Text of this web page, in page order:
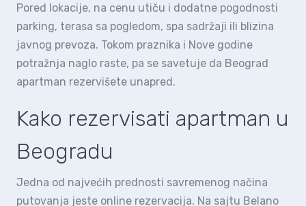
Pored lokacije, na cenu utiču i dodatne pogodnosti
parking, terasa sa pogledom, spa sadržaji ili blizina
javnog prevoza. Tokom praznika i Nove godine
potražnja naglo raste, pa se savetuje da Beograd
apartman rezervišete unapred.
Kako rezervisati apartman u
Beogradu
Jedna od najvećih prednosti savremenog načina
putovanja jeste online rezervacija. Na sajtu Belano